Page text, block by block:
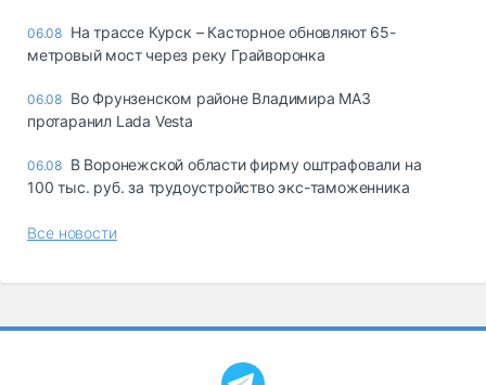
06.08 На трассе Курск – Касторное обновляют 65-
метровый мост через реку Грайворонка
06.08 Во Фрунзенском районе Владимира МАЗ
протаранил Lada Vesta
06.08 В Воронежской области фирму оштрафовали на
100 тыс. руб. за трудоустройство экс-таможенника
Все новости